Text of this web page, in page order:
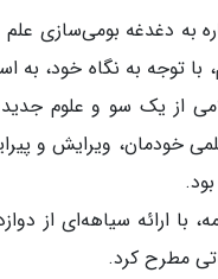
به دغدغه بومی‌سازی
با توجه به نگاه خود،
از یک سو و علوم جدید
خودمان، ویرایش و
با ارائه سیاهه‌ای از
مطرح کرد.